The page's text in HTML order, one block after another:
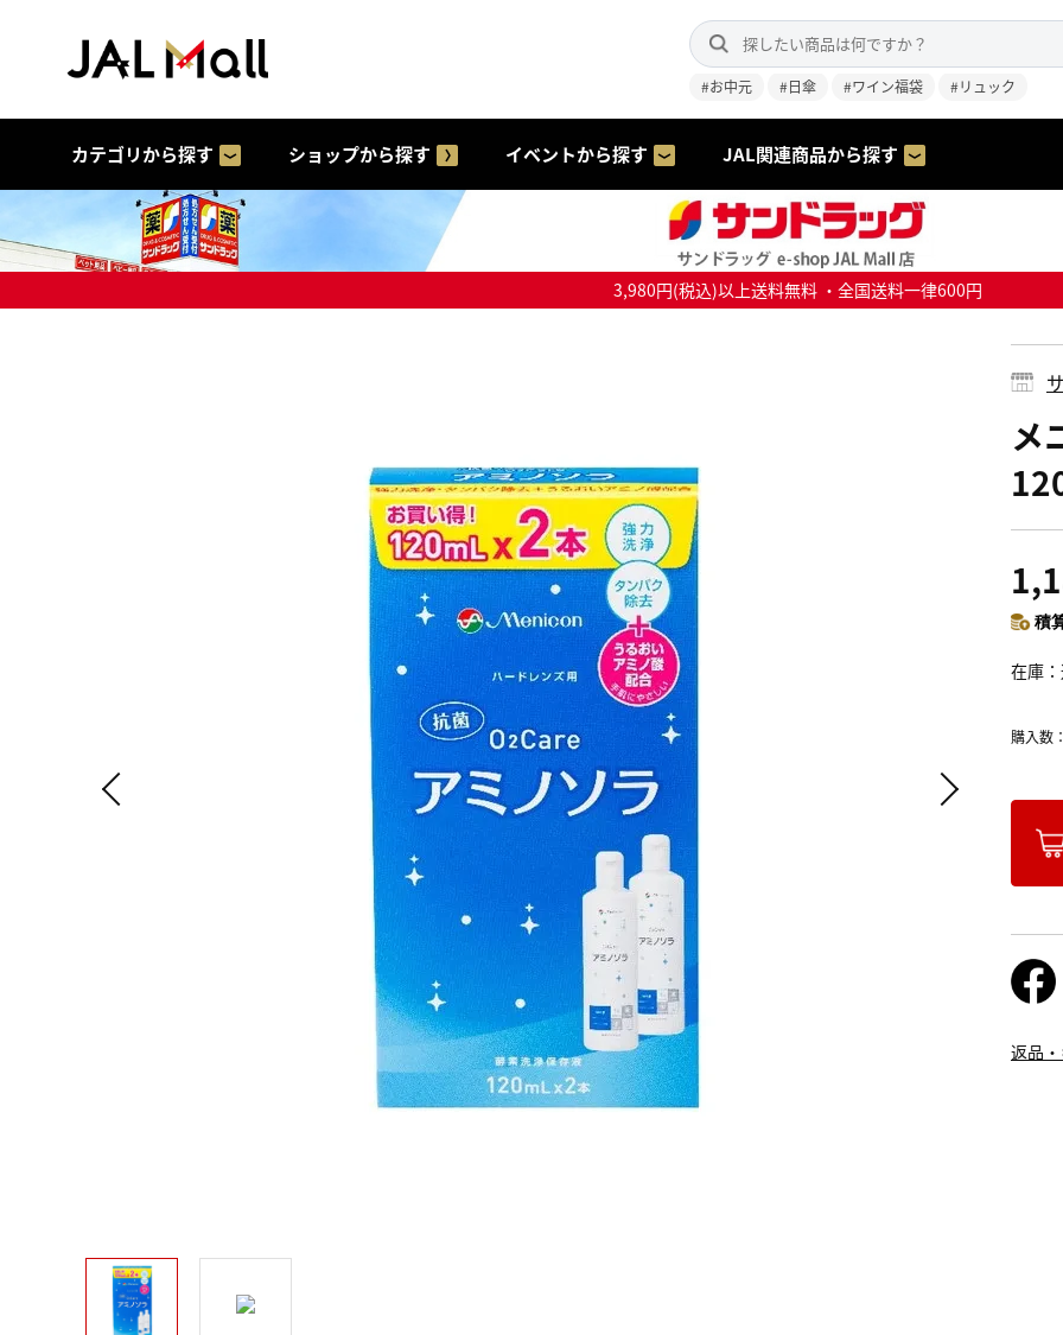
#お中元 #日傘 #ワイン福袋 #リュック
カテゴリから探す ショップから探す イベントから探す JAL関連商品から探す
3,980円(税込)以上送料無料 ・全国送料一律600円
メ
積
在庫
購入数：
返品